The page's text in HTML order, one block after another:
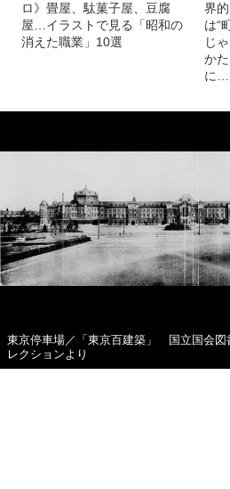
ロ》畳屋、駄菓子屋、豆腐
屋…イラストで見る「昭和の
消えた職業」10選
界
は“
じ
か
に…
東京停車場／「東京百建築」 国立国会図
レクションより